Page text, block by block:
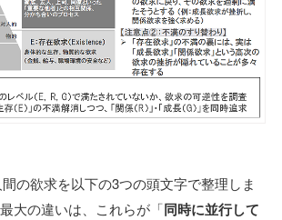
の欲求を以下の3つの頭文字で整理しま
大の違いは、これらが「同時に並行して